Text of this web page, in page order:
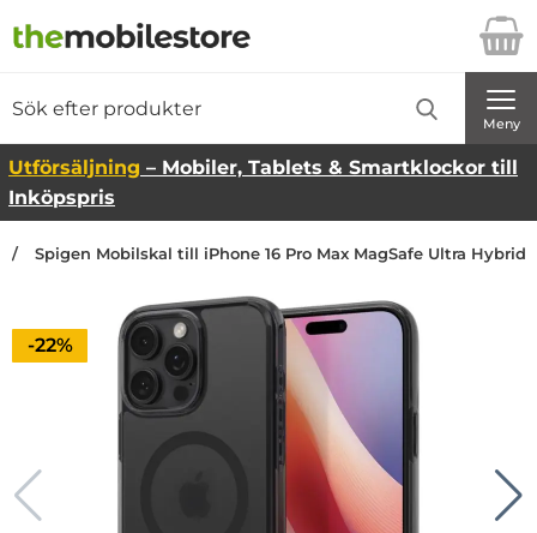
Startsidan för Danira Telecom AB
Meny
Utförsäljning – Mobiler, Tablets & Smartklockor till
Inköpspris
Spigen Mobilskal till iPhone 16 Pro Max MagSafe Ultra Hybrid
Priset är nedsatt med
-22%